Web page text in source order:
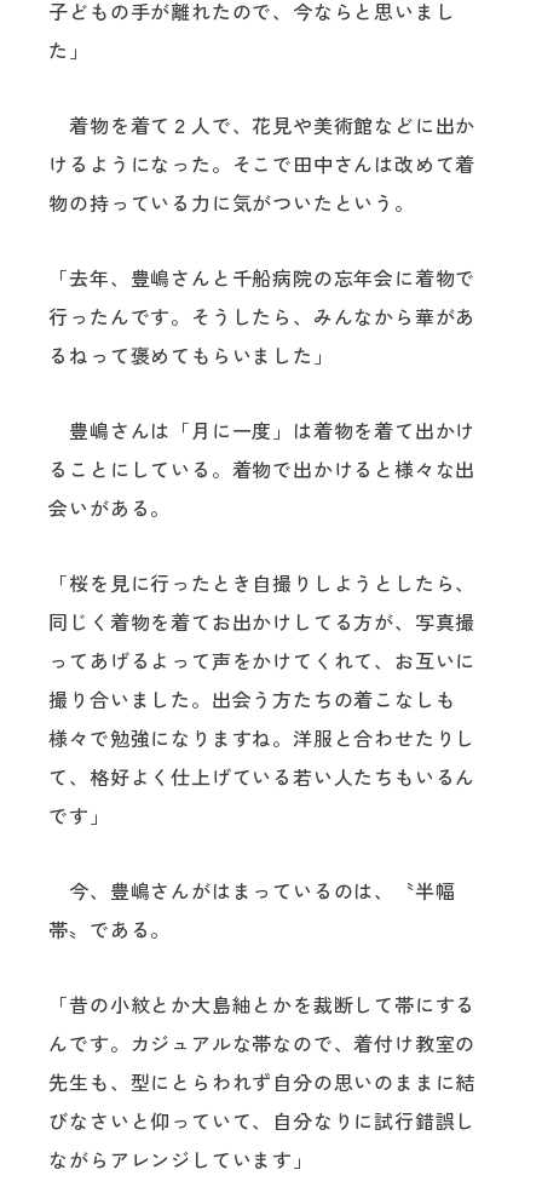
子どもの手が離れたので、今ならと思いまし
た」
着物を着て２人で、花見や美術館などに出か
けるようになった。そこで田中さんは改めて着
物の持っている力に気がついたという。
「去年、豊嶋さんと千船病院の忘年会に着物で
行ったんです。そうしたら、みんなから華があ
るねって褒めてもらいました」
豊嶋さんは「月に一度」は着物を着て出かけ
ることにしている。着物で出かけると様々な出
会いがある。
「桜を見に行ったとき自撮りしようとしたら、
同じく着物を着てお出かけしてる方が、写真撮
ってあげるよって声をかけてくれて、お互いに
撮り合いました。出会う方たちの着こなしも
様々で勉強になりますね。洋服と合わせたりし
て、格好よく仕上げている若い人たちもいるん
です」
今、豊嶋さんがはまっているのは、〝半幅
帯〟である。
「昔の小紋とか大島紬とかを裁断して帯にする
んです。カジュアルな帯なので、着付け教室の
先生も、型にとらわれず自分の思いのままに結
びなさいと仰っていて、自分なりに試行錯誤し
ながらアレンジしています」